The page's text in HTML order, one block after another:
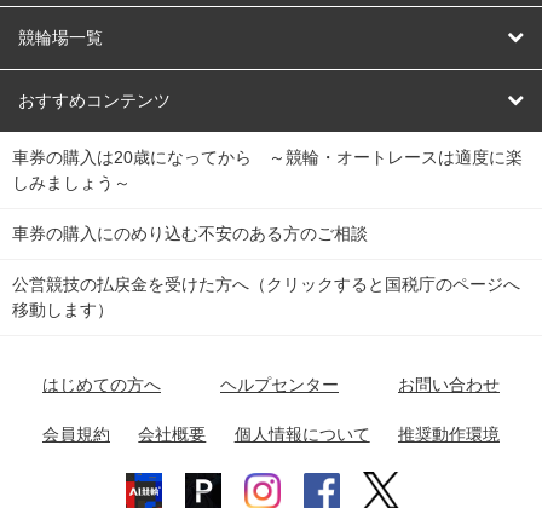
オートレース
競輪くじ
Dokanto!
チャリロトプラザ
レース予想
レース結果
キャリーオーバー一覧
競輪場一覧
北日本 函館競輪場
関
東
弥彦競輪場 前橋競輪場 取手競輪場 宇都宮競輪場
関
東
小田原競輪場
名古屋競輪場 岐阜競輪場 大垣競輪場 豊橋競輪場
富山競輪場 松阪競輪場 四日市競輪場
福井競輪場 奈良競輪場 向日町競輪場
おすすめコンテンツ
競輪選手情報
Perfecta Navi
netkeirin
車券の購入は20歳になってから ～競輪・オートレースは適度に楽
しみましょう～
車券の購入にのめり込む不安のある方のご相談
公営競技の払戻金を受けた方へ（クリックすると国税庁のページへ
移動します）
はじめての方へ ヘルプセンター お問い合わせ
会員規約 会社概要 個人情報について 推奨動作環境